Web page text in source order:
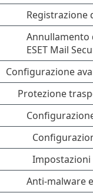
Registrazione
Annullamento
ESET Mail
Configurazione
Protezione
Anti-malware